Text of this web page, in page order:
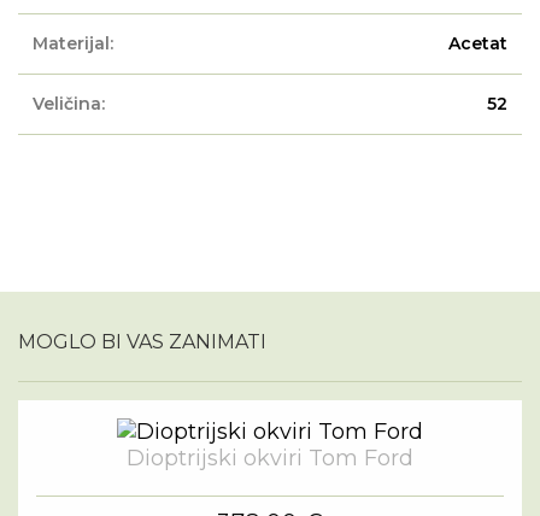
Materijal: Acetat
Veličina: 52
MOGLO BI VAS ZANIMATI
Dioptrijski okviri Tom Ford